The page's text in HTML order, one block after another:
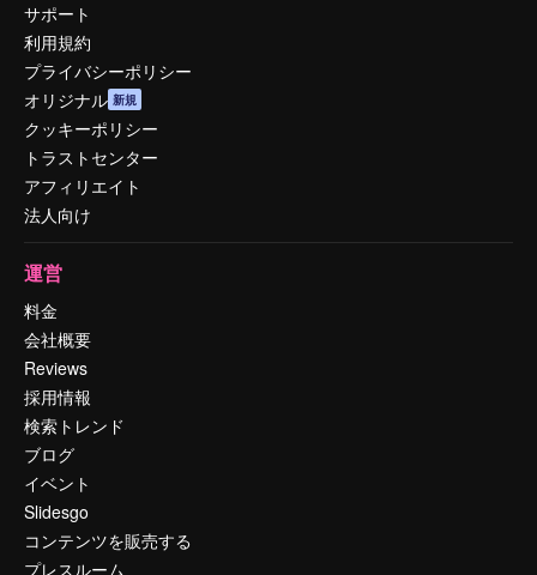
サポート
利用規約
プライバシーポリシー
オリジナル 新規
クッキーポリシー
トラストセンター
アフィリエイト
法人向け
運営
料金
会社概要
Reviews
採用情報
検索トレンド
ブログ
イベント
Slidesgo
コンテンツを販売する
プレスルーム